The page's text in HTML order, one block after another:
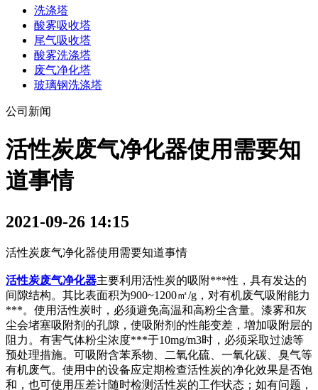
洗涤塔
酸雾吸收塔
尾气吸收塔
酸雾洗涤塔
废气净化塔
玻璃钢洗涤塔
公司新闻
活性炭废气净化器使用需要知
道事情
2021-09-26 14:15
活性炭废气净化器使用需要知道事情
活性炭废气净化器主要利用活性炭的吸附***性，具有发达的
间隙结构。其比表面积为900~1200㎡/g，对有机废气吸附能力
***。使用活性炭时，必须避免高温和高粉尘含量。漆雾和灰
尘会堵塞吸附剂的孔隙，使吸附剂的性能变差，增加吸附层的
阻力。有害气体粉尘浓度***于10mg/m3时，必须采取过滤等
预处理措施。可吸附含苯系物、二氧化硫、一氧化碳、臭气等
有机废气。使用中的设备应定期检查活性炭的净化效果是否饱
和，也可使用压差计随时检测活性炭的工作状态；如有问题，